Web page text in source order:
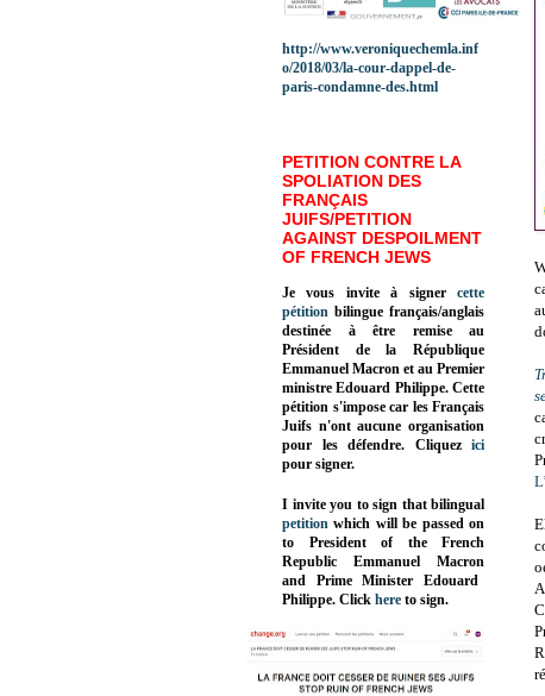
http://www.veroniquechemla.inf
o/2018/03/la-cour-dappel-de-
paris-condamne-des.html
PETITION CONTRE LA
SPOLIATION DES
FRANÇAIS
JUIFS/PETITION
AGAINST DESPOILMENT
OF FRENCH JEWS
Je vous invite à signer cette
pétition bilingue français/anglais
destinée à être remise au
Président de la République
Emmanuel Macron et au Premier
ministre Edouard Philippe. Cette
pétition s'impose car les Français
Juifs n'ont aucune organisation
pour les défendre. Cliquez
ici
pour signer.
I invite you to sign that bilingual
petition which will be passed on
to President of the French
Republic Emmanuel Macron
and Prime Minister Edouard
Philippe. Click here to sign.